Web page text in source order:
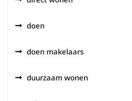
doen
doen makelaars
duurzaam wonen